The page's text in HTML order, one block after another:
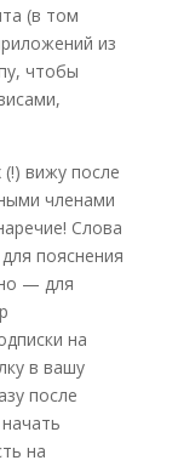
(в том
из
чтобы
вижу после
членами
Слова
пояснения
— для
на
в вашу
после
на